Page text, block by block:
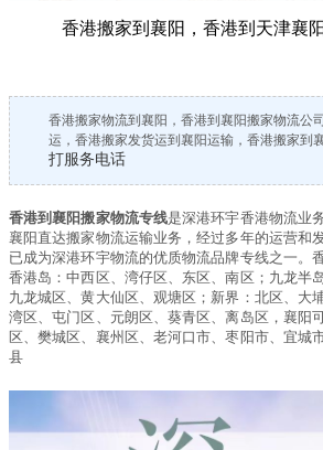
香港搬家到襄阳，香港到天津襄
香港搬家物流到襄阳，香港到襄阳搬家物流公
运，香港搬家发货运到襄阳运输，香港搬家到襄
打服务电话
香港到襄阳搬家物流专线是深港环宇香港物流业
襄阳直达搬家物流运输业务，经过多年的运营和
已成为深港环宇物流的优质物流品牌专线之一。
香港岛：中西区、湾仔区、东区、南区；九龙半
九龙城区、黄大仙区、观塘区；新界：北区、大
湾区、屯门区、元朗区、葵青区、离岛区，襄阳
区、樊城区、襄州区、老河口市、枣阳市、宜城
县